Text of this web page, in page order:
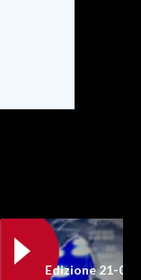
Edizione 21-05-